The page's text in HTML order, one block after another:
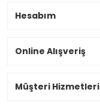
Hesabım
Online Alışveriş
Müşteri Hizmetleri